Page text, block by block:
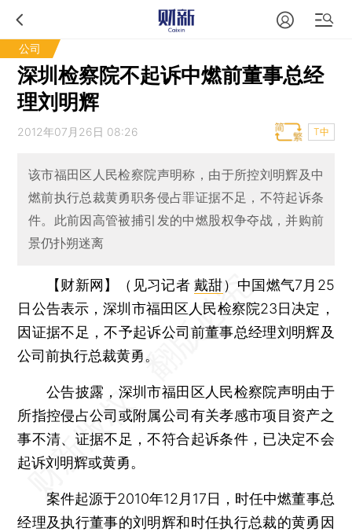
公司
深圳检察院不起诉中燃前董事总经
理刘明辉
2012年07月26日 08:26 T中
该市福田区人民检察院声明称，由于所控刘明辉及中
燃前执行总裁黄勇职务侵占罪证据不足，不符起诉条
件。此前因高管被捕引发的中燃股权争夺战，并购前
景仍扑朔迷离
【财新网】（见习记者戴甜） 中国燃气7月25
日公告表示，深圳市福田区人民检察院23日决定，
因证据不足，不予起诉公司前董事总经理刘明辉及
公司前执行总裁黄勇。
公告披露，深圳市福田区人民检察院声明由于
所指控侵占公司或附属公司有关孝感市项目资产之
事不清、证据不足，不符合起诉条件，已决定不会
起诉刘明辉或黄勇。
案件起源于2010年12月17日，时任中燃董事总
经理及执行董事的刘明辉和时任执行总裁的黄勇因